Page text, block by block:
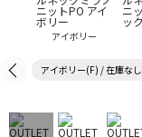
アイボリー
アイボリー(F) / 在庫なし